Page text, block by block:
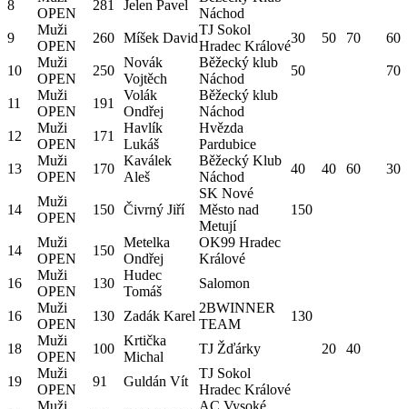
8
OPEN
281 Jelen Pavel
Náchod
9
Muži
OPEN
260 Míšek David
TJ Sokol
Hradec Králové
30 50 70 60
10
Muži
OPEN
250
Novák
Vojtěch
Běžecký klub
Náchod
50 70
11
Muži
OPEN
191
Volák
Ondřej
Běžecký klub
Náchod
12
Muži
OPEN
171
Havlík
Lukáš
Hvězda
Pardubice
13
Muži
OPEN
170
Kaválek
Aleš
Běžecký Klub
Náchod
40 40 60 30
14
Muži
OPEN
150 Čivrný Jiří
SK Nové
Město nad
Metují
150
14
Muži
OPEN
150
Metelka
Ondřej
OK99 Hradec
Králové
16
Muži
OPEN
130
Hudec
Tomáš
Salomon
16
Muži
OPEN
130 Zadák Karel
2BWINNER
TEAM
130
18
Muži
OPEN
100
Krtička
Michal
TJ Žďárky 20 40
19
Muži
OPEN
91 Guldán Vít
TJ Sokol
Hradec Králové
Muži
AC Vysoké